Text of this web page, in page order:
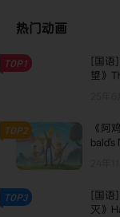
热门动画
TOP1
[国语
望》
TOP2
《阿
bald's
TOP3
[国语
灭》